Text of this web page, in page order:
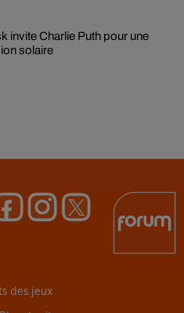
invite Charlie Puth pour une
solaire
des jeux